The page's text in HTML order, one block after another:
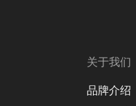
关于我们
品牌介绍